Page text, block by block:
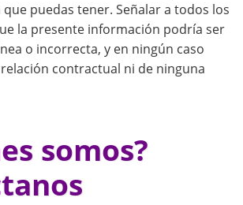
puedas tener. Señalar a todos los
la presente información podría ser
o incorrecta, y en ningún caso
contractual ni de ninguna
somos?